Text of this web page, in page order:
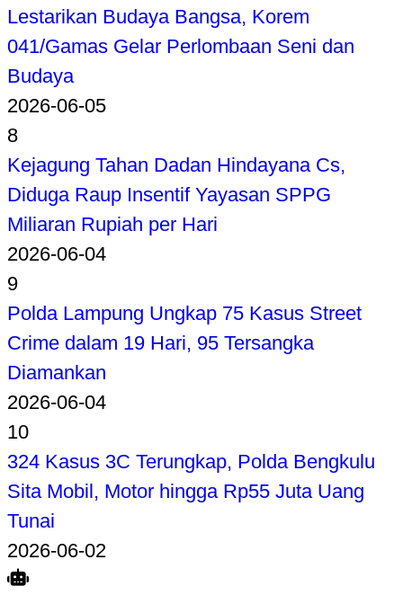
Lestarikan Budaya Bangsa, Korem
041/Gamas Gelar Perlombaan Seni dan
Budaya
2026-06-05
8
Kejagung Tahan Dadan Hindayana Cs,
Diduga Raup Insentif Yayasan SPPG
Miliaran Rupiah per Hari
2026-06-04
9
Polda Lampung Ungkap 75 Kasus Street
Crime dalam 19 Hari, 95 Tersangka
Diamankan
2026-06-04
10
324 Kasus 3C Terungkap, Polda Bengkulu
Sita Mobil, Motor hingga Rp55 Juta Uang
Tunai
2026-06-02